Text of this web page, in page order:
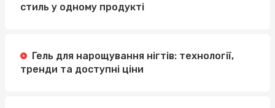
стиль у одному продукті
Гель для нарощування нігтів: технології,
тренди та доступні ціни